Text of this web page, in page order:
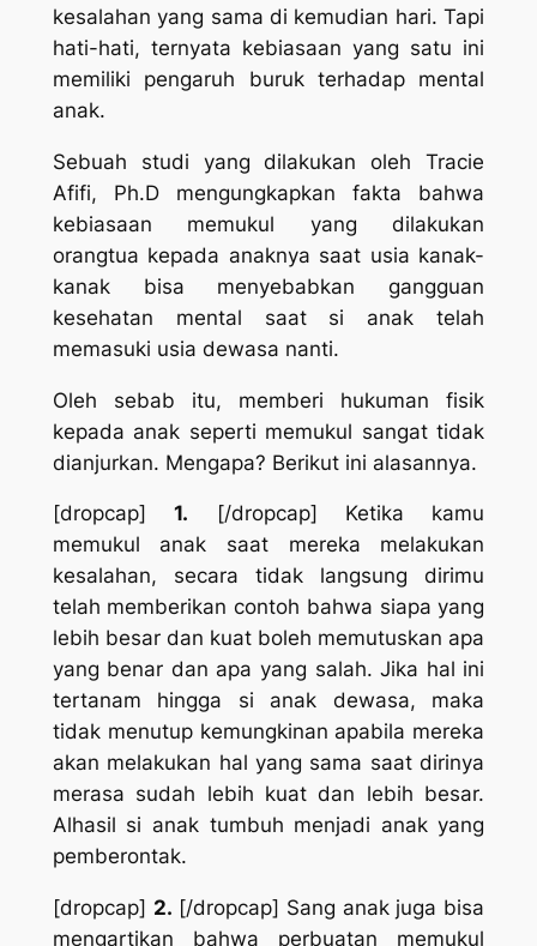
kesalahan yang sama di kemudian hari. Tapi
hati-hati, ternyata kebiasaan yang satu ini
memiliki pengaruh buruk terhadap mental
anak.
Sebuah studi yang dilakukan oleh Tracie
Afifi, Ph.D mengungkapkan fakta bahwa
kebiasaan memukul yang dilakukan
orangtua kepada anaknya saat usia kanak-
kanak bisa menyebabkan gangguan
kesehatan mental saat si anak telah
memasuki usia dewasa nanti.
Oleh sebab itu, memberi hukuman fisik
kepada anak seperti memukul sangat tidak
dianjurkan. Mengapa? Berikut ini alasannya.
[dropcap]1. [/dropcap] Ketika kamu
memukul anak saat mereka melakukan
kesalahan, secara tidak langsung dirimu
telah memberikan contoh bahwa siapa yang
lebih besar dan kuat boleh memutuskan apa
yang benar dan apa yang salah. Jika hal ini
tertanam hingga si anak dewasa, maka
tidak menutup kemungkinan apabila mereka
akan melakukan hal yang sama saat dirinya
merasa sudah lebih kuat dan lebih besar.
Alhasil si anak tumbuh menjadi anak yang
pemberontak.
[dropcap] 2. [/dropcap] Sang anak juga bisa
mengartikan bahwa perbuatan memukul